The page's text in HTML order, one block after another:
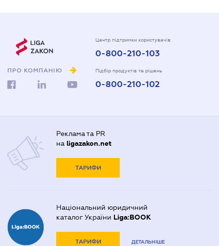
ПРО КОМПАНІЮ
Центр підтримки користувачів
0-800-210-103
Підбір продуктів та рішень
0-800-210-102
Реклама та PR
на ligazakon.net
ТАРИФИ
Національний юридичний
каталог України Liga:BOOK
ТАРИФИ ДЕТАЛЬНІШЕ